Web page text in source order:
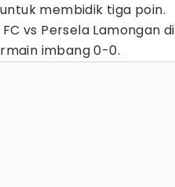
membidik tiga poin.
vs Persela Lamongan di
imbang 0-0.